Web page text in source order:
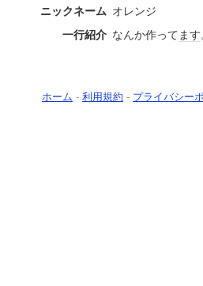
ニックネーム オレンジ
一行紹介 なんか作ってます
ホーム - 利用規約 - プライバシー